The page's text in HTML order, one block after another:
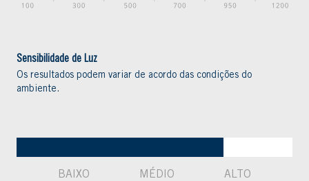
Sensibilidade de Luz
Os resultados podem variar de acordo das condições do
ambiente.
BAIXO MÉDIO ALTO